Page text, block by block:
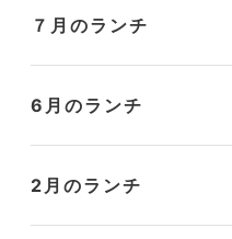
７月のランチ
6月のランチ
2月のランチ